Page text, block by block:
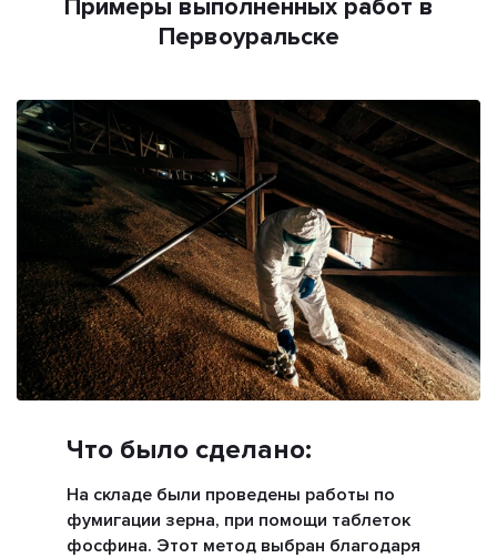
Примеры выполненных работ в
Первоуральске
Что было сделано:
На складе были проведены работы по
фумигации зерна, при помощи таблеток
фосфина. Этот метод выбран благодаря